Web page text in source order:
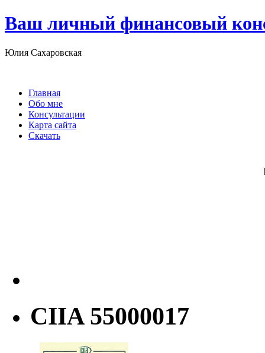
Ваш личный финансовый
Юлия Сахаровская
Главная
Обо мне
Консультации
Карта сайта
Скачать
CIIA 55000017